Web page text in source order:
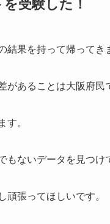
受験した！
結果を持って帰ってき
があることは大阪府民
す。
もないデータを見つけ
張ってほしいです。